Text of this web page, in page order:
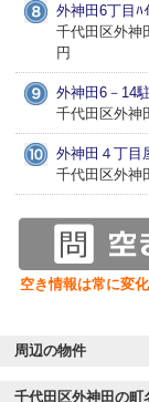
外神田6丁目ﾊ
千代田区外神
円
外神田6－14
千代田区外神
外神田４丁目
千代田区外神
空き情報は常に変
周辺の物件
千代田区外神田の町